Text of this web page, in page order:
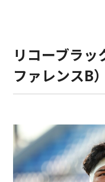
リコーブラッ
ファレンスB）